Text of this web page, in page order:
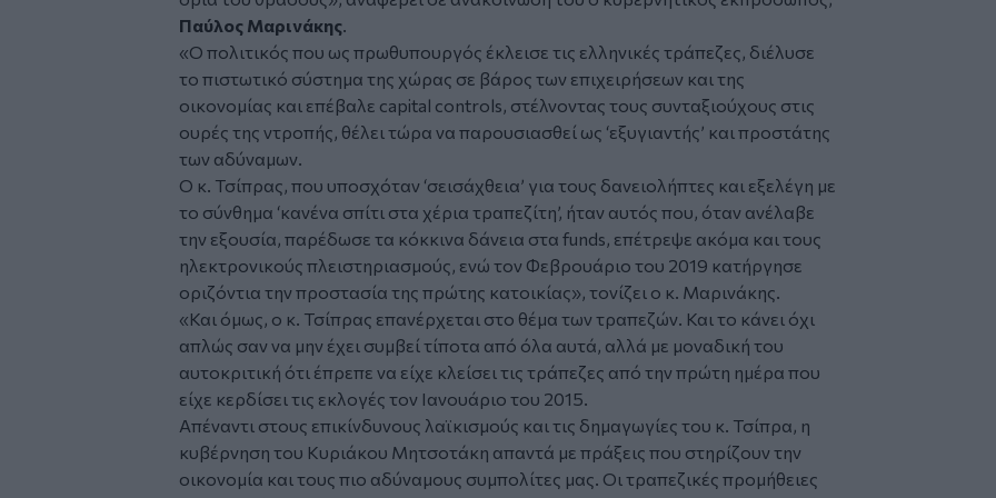
Παύλος Μαρινάκης.
«Ο πολιτικός που ως πρωθυπουργός έκλεισε τις ελληνικές τράπεζες, διέλυσε
το πιστωτικό σύστημα της χώρας σε βάρος των επιχειρήσεων και της
οικονομίας και επέβαλε capital controls, στέλνοντας τους συνταξιούχους στις
ουρές της ντροπής, θέλει τώρα να παρουσιασθεί ως ‘εξυγιαντής’ και προστάτης
των αδύναμων.
Ο κ. Τσίπρας, που υποσχόταν ‘σεισάχθεια’ για τους δανειολήπτες και εξελέγη με
το σύνθημα ‘κανένα σπίτι στα χέρια τραπεζίτη’, ήταν αυτός που, όταν ανέλαβε
την εξουσία, παρέδωσε τα κόκκινα δάνεια στα funds, επέτρεψε ακόμα και τους
ηλεκτρονικούς πλειστηριασμούς, ενώ τον Φεβρουάριο του 2019 κατήργησε
οριζόντια την προστασία της πρώτης κατοικίας», τονίζει ο κ. Μαρινάκης.
«Και όμως, ο κ. Τσίπρας επανέρχεται στο θέμα των τραπεζών. Και το κάνει όχι
απλώς σαν να μην έχει συμβεί τίποτα από όλα αυτά, αλλά με μοναδική του
αυτοκριτική ότι έπρεπε να είχε κλείσει τις τράπεζες από την πρώτη ημέρα που
είχε κερδίσει τις εκλογές τον Ιανουάριο του 2015.
Απέναντι στους επικίνδυνους λαϊκισμούς και τις δημαγωγίες του κ. Τσίπρα, η
κυβέρνηση του Κυριάκου Μητσοτάκη απαντά με πράξεις που στηρίζουν την
οικονομία και τους πιο αδύναμους συμπολίτες μας. Οι τραπεζικές προμήθειες